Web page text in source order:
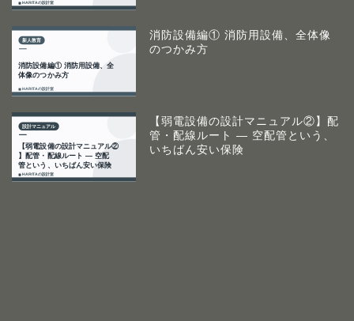
消防設備編① 消防用設備、全体像
のつかみ方
【弱電設備の設計マニュアル②】配
管・配線ルート ― 空配管という、
いちばん安い保険